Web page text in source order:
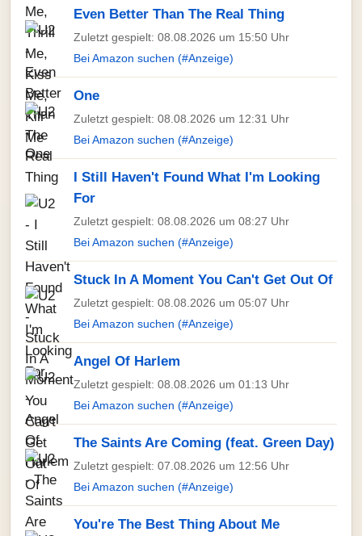
Even Better Than The Real Thing
Zuletzt gespielt: 08.08.2026 um 15:50 Uhr
Bei Amazon suchen (#Anzeige)
One
Zuletzt gespielt: 08.08.2026 um 12:31 Uhr
Bei Amazon suchen (#Anzeige)
I Still Haven't Found What I'm Looking
For
Zuletzt gespielt: 08.08.2026 um 08:27 Uhr
Bei Amazon suchen (#Anzeige)
Stuck In A Moment You Can't Get Out Of
Zuletzt gespielt: 08.08.2026 um 05:07 Uhr
Bei Amazon suchen (#Anzeige)
Angel Of Harlem
Zuletzt gespielt: 08.08.2026 um 01:13 Uhr
Bei Amazon suchen (#Anzeige)
The Saints Are Coming (feat. Green Day)
Zuletzt gespielt: 07.08.2026 um 12:56 Uhr
Bei Amazon suchen (#Anzeige)
You're The Best Thing About Me